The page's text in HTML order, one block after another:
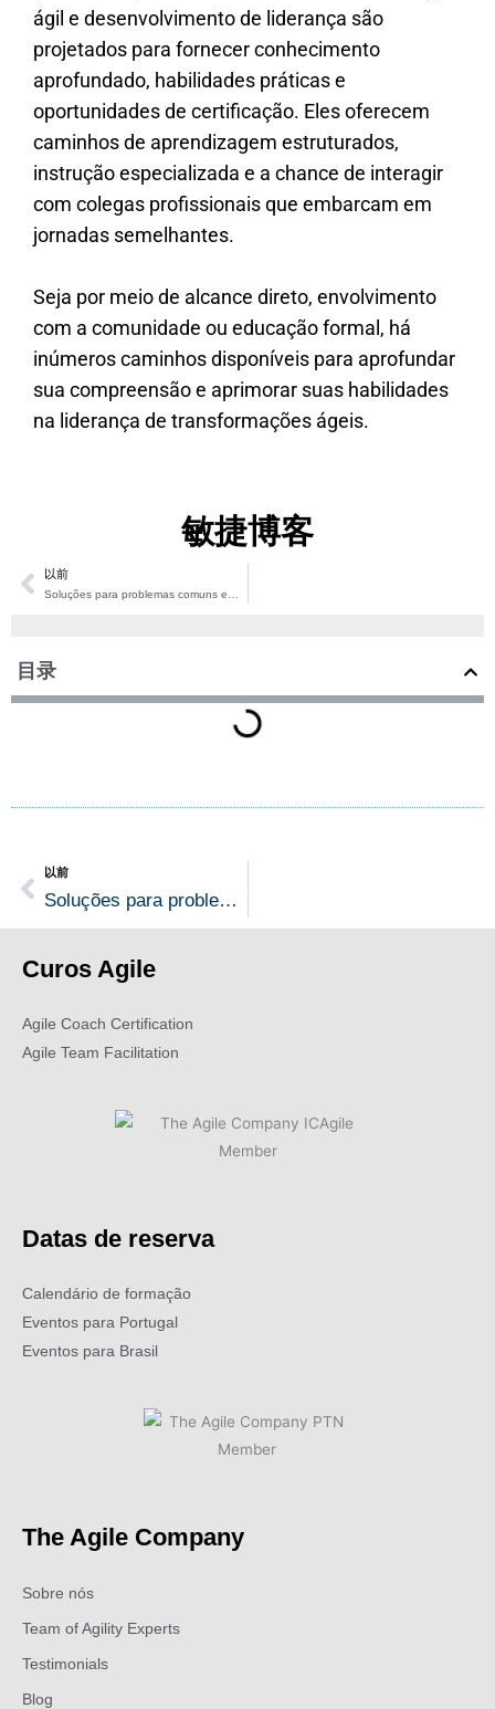
ágil e desenvolvimento de liderança são
projetados para fornecer conhecimento
aprofundado, habilidades práticas e
oportunidades de certificação. Eles oferecem
caminhos de aprendizagem estruturados,
instrução especializada e a chance de interagir
com colegas profissionais que embarcam em
jornadas semelhantes.
Seja por meio de alcance direto, envolvimento
com a comunidade ou educação formal, há
inúmeros caminhos disponíveis para aprofundar
sua compreensão e aprimorar suas habilidades
na liderança de transformações ágeis.
敏捷博客
Prev
以前
Soluções para problemas comuns em projetos ágeis
目录
Prev
以前
Soluções para problemas comuns em projetos ágeis
Curos Agile
Agile Coach Certification
Agile Team Facilitation​
Datas de reserva
Calendário de formação
Eventos para Portugal
Eventos para Brasil
The Agile Company
Sobre nós
Team of Agility Experts
Testimonials
Blog